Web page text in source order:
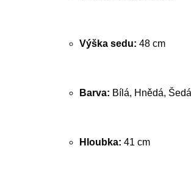
Výška sedu: 48 cm
Barva: Bílá, Hnědá,
Hloubka: 41 cm